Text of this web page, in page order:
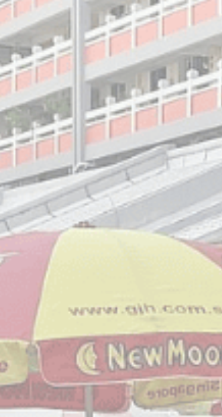
必要类cookie使网站正常运行，实现专用区域登录或网站导航等基本功
没有这种类型的cookie。
偏好类
偏好类cookie允许保存用户的偏好用于下次访问。例如可以保留用户
提供者
_deCookiesConsentID
D-edge Cookie
Consent
Remember
consent
_deCookiesConsentDeleteKey
D-edge Cookie
Consent
Remember
consent
_deCookiesConsent
D-edge Cookie
Consent
Remember
consent
_deCountryResp
D-edge Cookie
Remember
consent
fb_cookie_law_consent
D-edge Cookie
Remember
consent
统计类
此类Cookie用于收集有关导航路径的用户信息，最终目标是以汇总的
营销和广告类
营销类Cookie将主要由第三方用于创建用户配置文件，以跟踪其在整
广告用户数据